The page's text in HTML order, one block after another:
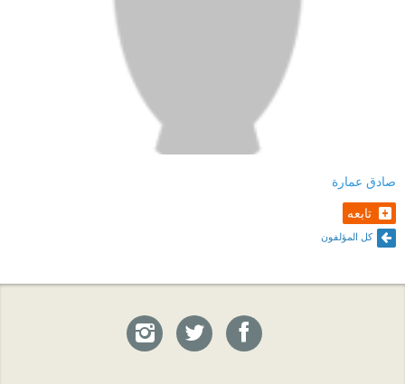
صادق عمارة
تابعه
كل المؤلفون